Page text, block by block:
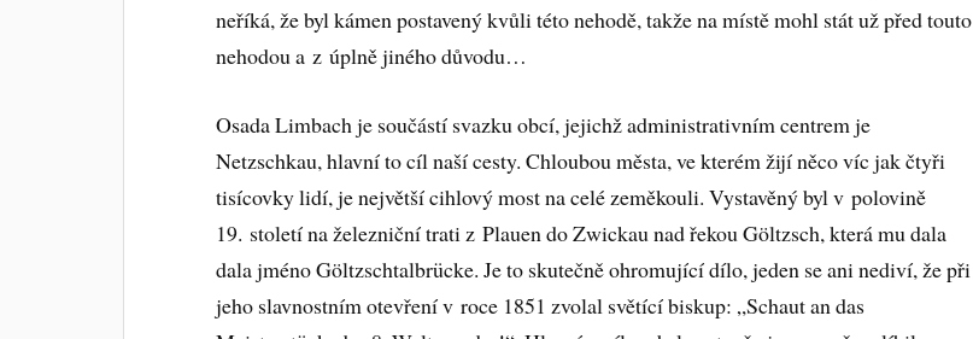
neříká, že byl kámen postavený kvůli této nehodě, takže na místě mohl stát už před touto
nehodou a z úplně jiného důvodu…
Osada Limbach je součástí svazku obcí, jejichž administrativním centrem je
Netzschkau, hlavní to cíl naší cesty. Chloubou města, ve kterém žijí něco víc jak čtyři
tisícovky lidí, je největší cihlový most na celé zeměkouli. Vystavěný byl v polovině
19. století na železniční trati z Plauen do Zwickau nad řekou Göltzsch, která mu dala
dala jméno Göltzschtalbrücke. Je to skutečně ohromující dílo, jeden se ani nediví, že při
jeho slavnostním otevření v roce 1851 zvolal světící biskup: „Schaut an das